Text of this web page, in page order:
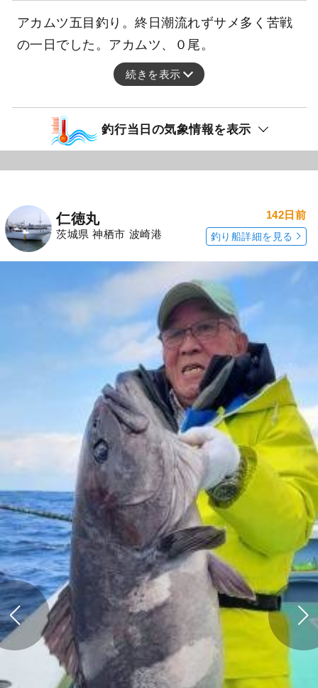
アカムツ五目釣り。終日潮流れずサメ多く苦戦
の一日でした。アカムツ、０尾。
続きを表示
釣行当日の気象情報を表示
仁徳丸
茨城県 神栖市 波崎港
142日前
釣り船詳細を見る